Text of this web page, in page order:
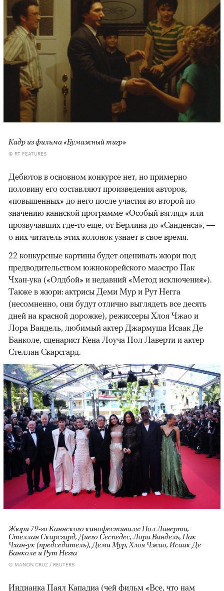
Кадр из фильма «Бумажный тигр»
© RT FEATURES
Дебютов в основном конкурсе нет, но примерно
половину его составляют произведения авторов,
«повышенных» до него после участия во второй по
значению каннской программе «Особый взгляд» или
прозвучавших где-то еще, от Берлина до «Санденса», —
о них читатель этих колонок узнает в свое время.
22 конкурсные картины будет оценивать жюри под
предводительством южнокорейского маэстро Пак
Чхан-ука («Олдбой» и недавний «Метод исключения»).
Также в жюри: актрисы Деми Мур и Рут Негга
(несомненно, они будут отлично выглядеть все десять
дней на красной дорожке), режиссеры Хлоя Чжао и
Лора Вандель, любимый актер Джармуша Исаак Де
Банколе, сценарист Кена Лоуча Пол Лаверти и актер
Стеллан Скарсгард.
Жюри 79-го Каннского кинофестиваля: Пол Лаверти,
Стеллан Скарсгард, Диего Сеспедес, Лора Вандель, Пак
Чхан-ук (председатель), Деми Мур, Хлоя Чжао, Исаак Де
Банколе и Рут Негга
© MANON CRUZ / REUTERS
Индианка Паял Кападиа (чей фильм «Все, что нам